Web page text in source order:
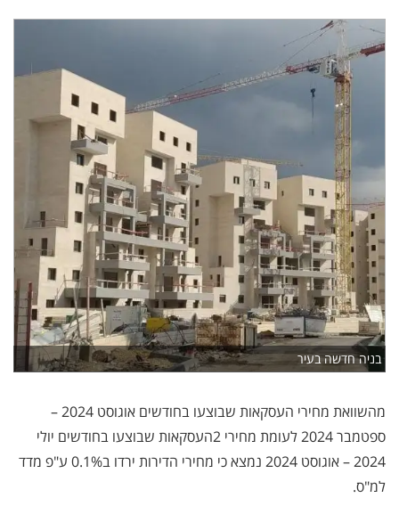
בניה חדשה בעיר
מהשוואת מחירי העסקאות שבוצעו בחודשים אוגוסט 2024 –
ספטמבר 2024 לעומת מחירי
2העסקאות שבוצעו בחודשים יולי
2024 – אוגוסט 2024 נמצא כי מחירי הדירות ירדו ב0.1% ע"פ מדד
למ"ס.